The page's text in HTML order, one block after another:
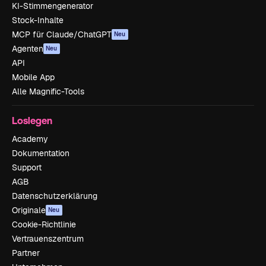
KI-Stimmengenerator
Stock-Inhalte
MCP für Claude/ChatGPT Neu
Agenten Neu
API
Mobile App
Alle Magnific-Tools
Loslegen
Academy
Dokumentation
Support
AGB
Datenschutzerklärung
Originale Neu
Cookie-Richtlinie
Vertrauenszentrum
Partner